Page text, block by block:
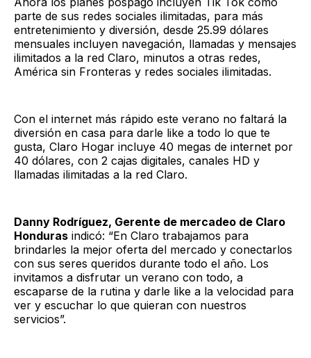
parte de sus redes sociales ilimitadas, para más
entretenimiento y diversión, desde 25.99 dólares
mensuales incluyen navegación, llamadas y mensajes
ilimitados a la red Claro, minutos a otras redes,
América sin Fronteras y redes sociales ilimitadas.
Con el internet más rápido este verano no faltará la
diversión en casa para darle like a todo lo que te
gusta, Claro Hogar incluye 40 megas de internet por
40 dólares, con 2 cajas digitales, canales HD y
llamadas ilimitadas a la red Claro.
Danny Rodríguez, Gerente de mercadeo de Claro
Honduras indicó: “En Claro trabajamos para
brindarles la mejor oferta del mercado y conectarlos
con sus seres queridos durante todo el año. Los
invitamos a disfrutar un verano con todo, a
escaparse de la rutina y darle like a la velocidad para
ver y escuchar lo que quieran con nuestros
servicios”.